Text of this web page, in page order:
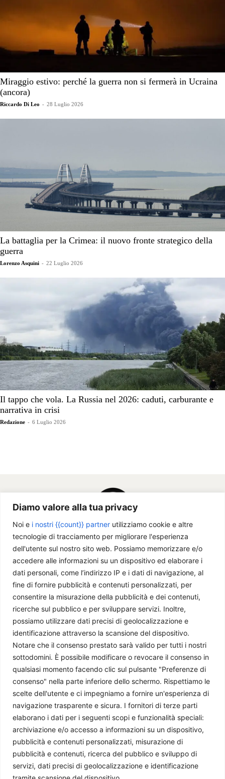
Diamo valore alla tua privacy
Noi e i nostri {{count}} partner utilizziamo cookie e altre
tecnologie di tracciamento per migliorare l'esperienza
dell'utente sul nostro sito web. Possiamo memorizzare e/o
accedere alle informazioni su un dispositivo ed elaborare i
dati personali, come l’indirizzo IP e i dati di navigazione, al
fine di fornire pubblicità e contenuti personalizzati, per
consentire la misurazione della pubblicità e dei contenuti,
ricerche sul pubblico e per sviluppare servizi. Inoltre,
possiamo utilizzare dati precisi di geolocalizzazione e
identificazione attraverso la scansione del dispositivo.
Notare che il consenso prestato sarà valido per tutti i nostri
sottodomini. È possibile modificare o revocare il consenso in
qualsiasi momento facendo clic sul pulsante "Preferenze di
consenso" nella parte inferiore dello schermo. Rispettiamo le
scelte dell'utente e ci impegniamo a fornire un'esperienza di
navigazione trasparente e sicura. I fornitori di terze parti
elaborano i dati per i seguenti scopi e funzionalità speciali:
archiviazione e/o accesso a informazioni su un dispositivo,
pubblicità e contenuti personalizzati, misurazione di
pubblicità e contenuti, ricerca del pubblico e sviluppo di
servizi, dati precisi di geolocalizzazione e identificazione
Miraggio estivo: perché la guerra non si fermerà in Ucraina
(ancora)
Riccardo Di Leo - 28 Luglio 2026
La battaglia per la Crimea: il nuovo fronte strategico della
guerra
Lorenzo Asquini - 22 Luglio 2026
Il tappo che vola. La Russia nel 2026: caduti, carburante e
narrativa in crisi
Redazione - 6 Luglio 2026
Chi siamo
Il Caffè Geopolitico è una Associazione di Promozione Sociale. Dal
2009 parliamo di politica internazionale, per diffondere una
conoscenza accessibile e aggiornata delle dinamiche geopolitiche che
segnano il mondo che ci circonda.
C.F./P.IVA 11078490965 - Testata giornalistica registrata presso il
Tribunale di Milano aut. n.398 del 10/12/2013 - ISSN 2384-9975
Scrivici:redazione@ilcaffegeopolitico.net
Seguici
Le opinioni espresse dagli autori potrebbero non rappresentare la